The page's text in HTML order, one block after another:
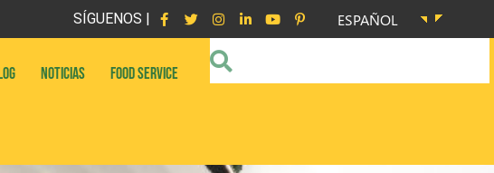
SÍGUENOS | ESPAÑOL
NOTICIAS FOOD SERVICE